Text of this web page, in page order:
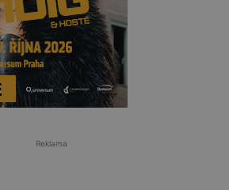
Reklama